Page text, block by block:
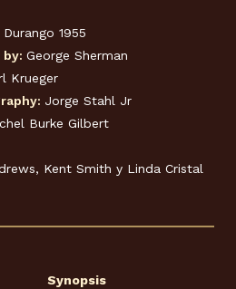
Durango 1955
George Sherman
Krueger
Jorge Stahl Jr
Burke Gilbert
Kent Smith y Linda Cristal
Synopsis